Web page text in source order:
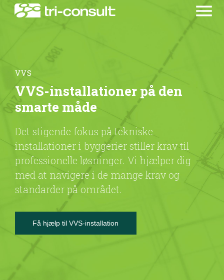
menu
VVS
VVS-installationer på den
smarte måde
Det stigende fokus på tekniske
installationer i byggerier stiller krav til
professionelle løsninger. Vi hjælper dig
med at navigere i de mange krav og
standarder på området.
Få hjælp til VVS-installation